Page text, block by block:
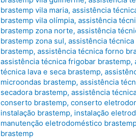
brastemp vila maria,assistência
brastemp vila olímpia,assistência
brastemp zona norte,assistência
brastemp zona sul,assistência
brastemp,assistência técnica forno
assistência técnica frigobar brastemp,
técnica lava e seca brastemp,
microondas brastemp,assistência
secadora brastemp,assistência
conserto brastemp,conserto
instalação brastemp, instalação
manutenção eletrodoméstico
brastemp